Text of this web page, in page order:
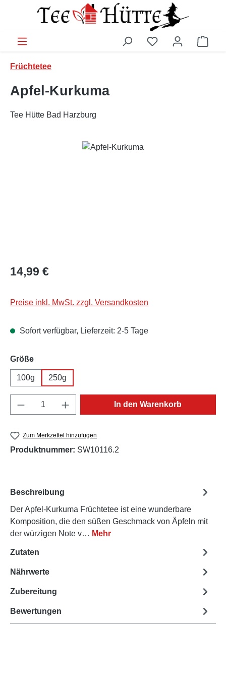
Zum Hauptinhalt springen
Früchtetee
Apfel-Kurkuma
Tee Hütte Bad Harzburg
Bildergalerie überspringen
Regulärer Preis:
14,99 €
Preise inkl. MwSt. zzgl. Versandkosten
Sofort verfügbar, Lieferzeit: 2-5 Tage
Größeauswählen
100g 250g
Produkt Anzahl: Gib den gewünschten
In den Warenkorb
Zum Merkzettel hinzufügen
Produktnummer: SW10116.2
Beschreibung
Der Apfel-Kurkuma Früchtetee ist eine wunderbare
Komposition, die den süßen Geschmack von Äpfeln mit
der würzigen Note v… Mehr
Zutaten
Nährwerte
Zubereitung
Bewertungen